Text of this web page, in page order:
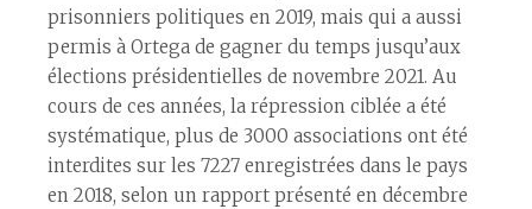
prisonniers politiques en 2019, mais qui a aussi
permis à Ortega de gagner du temps jusqu’aux
élections présidentielles de novembre 2021. Au
cours de ces années, la répression ciblée a été
systématique, plus de 3000 associations ont été
interdites sur les 7227 enregistrées dans le pays
en 2018, selon un rapport présenté en décembre